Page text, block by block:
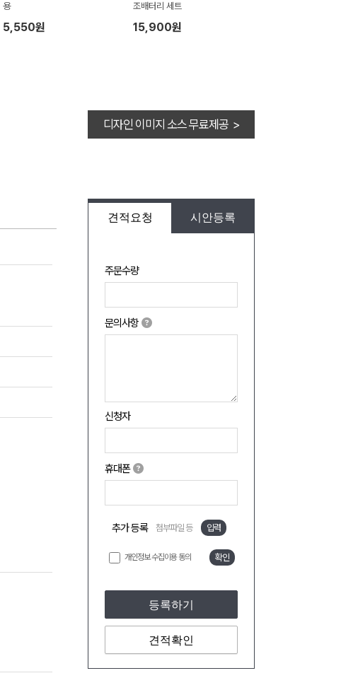
용
5,550원
조배터리 세트
15,900원
디자인 이미지 소스 무료제공 >
견적요청 시안등록
주문수량
문의사항
신청자
휴대폰
추가 등록 첨부파일 등 입력
개인정보 수집이용 동의 확인
등록하기
견적확인